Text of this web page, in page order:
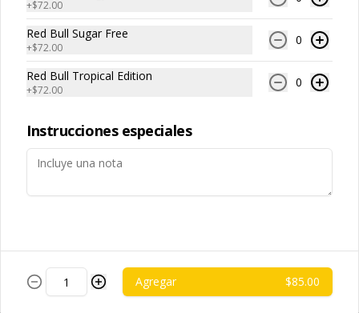
compartir
$119.00
Papas Fritas para
compartir Guacamole
Porción grande de papas fritas
servidas con una capa de guacamole
+$72.00
Red Bull Sugar Free
+$72.00
0
Red Bull Tropical Edition
+$72.00
0
Instrucciones especiales
Agregar $85.00